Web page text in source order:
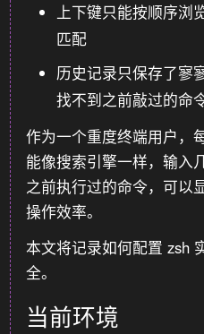
上下键只能按顺序浏
匹配
历史记录只保存了寥
找不到之前敲过的命
作为一个重度终端用户，
能像搜索引擎一样，输入
之前执行过的命令，可以
操作效率。
本文将记录如何配置 zsh
全。
当前环境